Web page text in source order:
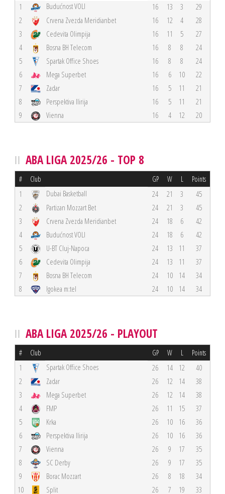
1 Budućnost VOLI 16 13 3
29
2
Crvena Zvezda Meridianbet 16 12 4
28
3
Cedevita Olimpija 16 11 5
27
4
Bosna BH Telecom 16 8 8
24
5
Spartak Office Shoes 16 8 8
24
6
Mega Superbet 16 6 10
22
7
Zadar 16 5 11
21
8
Perspektiva Ilirija 16 5 11
21
9
Vienna 16 4 12 20
ABA LIGA 2025/26 - TOP 8
# Club GP W L Points
1 Dubai Basketball 24 21 3
45
2
Partizan Mozzart Bet 24 21 3
45
3
Crvena Zvezda Meridianbet 24 18 6
42
4
Budućnost VOLI 24 18 6
42
5
U-BT Cluj-Napoca 24 13 11
37
6
Cedevita Olimpija 24 13 11
37
7
Bosna BH Telecom 24 10 14
34
8
Igokea m:tel 24 10 14 34
ABA LIGA 2025/26 - PLAYOUT
# Club GP W L Points
1 Spartak Office Shoes 26 14 12
40
2
Zadar 26 12 14
38
3
Mega Superbet 26 12 14
38
4
FMP 26 11 15
37
5
Krka 26 10 16
36
6
Perspektiva Ilirija 26 10 16
36
7
Vienna 26 9 17
35
8
SC Derby 26 9 17
35
9
Borac Mozzart 26 8 18
34
10
Split 26 7 19 33